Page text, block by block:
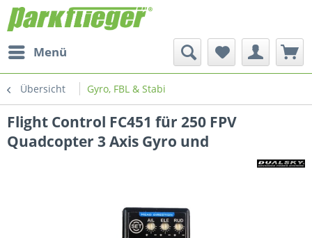
Menü
Übersicht Gyro, FBL & Stabi
Flight Control FC451 für 250 FPV
Quadcopter 3 Axis Gyro und